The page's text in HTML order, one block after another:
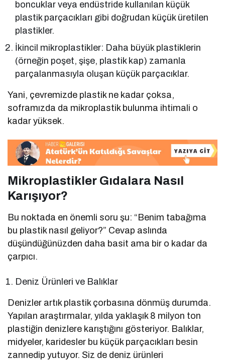
boncuklar veya endüstride kullanılan küçük
plastik parçacıkları gibi doğrudan küçük üretilen
plastikler.
İkincil mikroplastikler: Daha büyük plastiklerin
(örneğin poşet, şişe, plastik kap) zamanla
parçalanmasıyla oluşan küçük parçacıklar.
Yani, çevremizde plastik ne kadar çoksa,
soframızda da mikroplastik bulunma ihtimali o
kadar yüksek.
Mikroplastikler Gıdalara Nasıl
Karışıyor?
Bu noktada en önemli soru şu: “Benim tabağıma
bu plastik nasıl geliyor?” Cevap aslında
düşündüğünüzden daha basit ama bir o kadar da
çarpıcı.
Deniz Ürünleri ve Balıklar
Denizler artık plastik çorbasına dönmüş durumda.
Yapılan araştırmalar, yılda yaklaşık 8 milyon ton
plastiğin denizlere karıştığını gösteriyor. Balıklar,
midyeler, karidesler bu küçük parçacıkları besin
zannedip yutuyor. Siz de deniz ürünleri